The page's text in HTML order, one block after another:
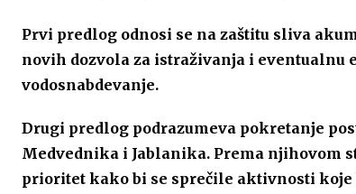
Prvi predlog odnosi se na zaštitu sliva
novih dozvola za istraživanja i eventualnu
vodosnabdevanje.
Drugi predlog podrazumeva pokretanje
Medvednika i Jablanika. Prema njihovom
prioritet kako bi se sprečile aktivnosti